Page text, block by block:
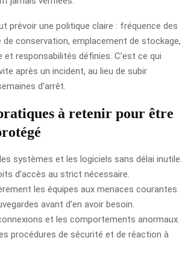
prévoir une politique claire : fréquence des
de conservation, emplacement de stockage,
responsabilités définies. C’est ce qui
après un incident, au lieu de subir
d’arrêt.
à retenir pour être
systèmes et les logiciels sans délai inutile.
d’accès au strict nécessaire.
les équipes aux menaces courantes.
avant d’en avoir besoin.
et les comportements anormaux.
procédures de sécurité et de réaction à